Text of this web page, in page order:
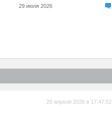
29 июля 2026
20 апреля 2026 в 17:47:52